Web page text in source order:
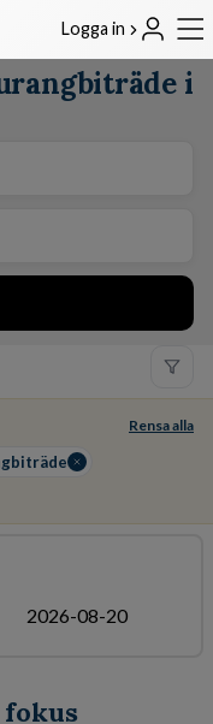
Logga in
i
Rensa alla
2026-08-20